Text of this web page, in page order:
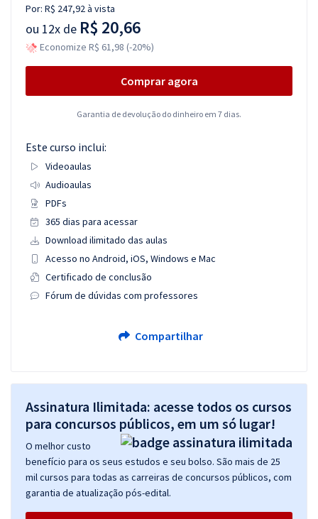
Por: R$ 247,92à vista
ou 12x de R$ 20,66
Economize R$ 61,98 (-20%)
Comprar agora
Garantia de devolução do dinheiro em 7 dias.
Este curso inclui:
Videoaulas
Audioaulas
PDFs
365 dias para acessar
Download ilimitado das aulas
Acesso no Android, iOS, Windows e Mac
Certificado de conclusão
Fórum de dúvidas com professores
Compartilhar
Assinatura Ilimitada: acesse todos os cursos
para concursos públicos, em um só lugar!
O melhor custo
benefício para os seus estudos e seu bolso. São mais de 25
mil cursos para todas as carreiras de concursos públicos, com
garantia de atualização pós-edital.